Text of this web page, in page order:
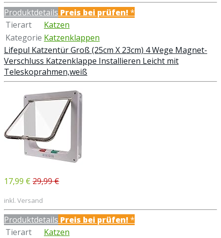
Produktdetails Preis bei prüfen!*
Tierart
Katzen
Kategorie Katzenklappen
Lifepul Katzentür Groß (25cm X 23cm) 4 Wege Magnet-
Verschluss Katzenklappe Installieren Leicht mit
Teleskoprahmen,weiß
17,99 € 29,99 €
inkl. Versand
Produktdetails Preis bei prüfen!*
Tierart
Katzen